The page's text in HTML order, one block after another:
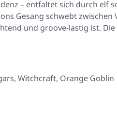
– entfaltet sich durch
Gesang schwebt
und groove-lastig ist.
Witchcraft, Orange Goblin